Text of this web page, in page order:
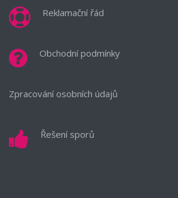
Reklamační řád
Obchodní podmínky
Zpracování osobních údajů
Řešení sporů